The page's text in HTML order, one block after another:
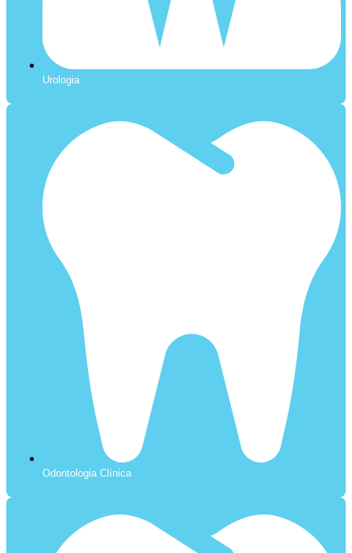
Urologia
Odontologia Clínica